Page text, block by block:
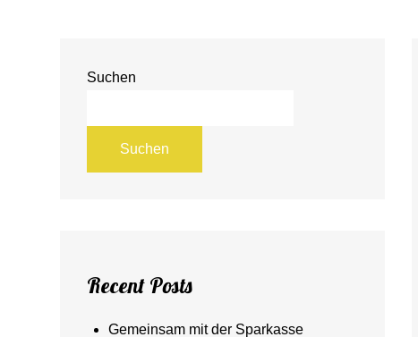
Suchen
Suchen
Recent Posts
Gemeinsam mit der Sparkasse